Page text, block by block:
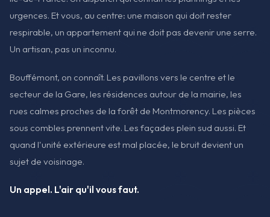
urgences. Et vous, au centre: une maison qui doit rester
respirable, un appartement qui ne doit pas devenir une serre.
Un artisan, pas un inconnu.
Bouffémont, on connaît. Les pavillons vers le centre et le
secteur de la Gare, les résidences autour de la mairie, les
rues calmes proches de la forêt de Montmorency. Les pièces
sous combles prennent vite. Les façades plein sud aussi. Et
quand l'unité extérieure est mal placée, le bruit devient un
sujet de voisinage.
Un appel. L'air qu'il vous faut.